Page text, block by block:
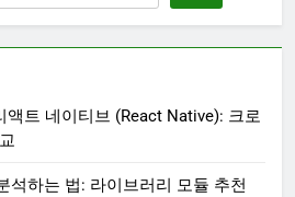
액트 네이티브 (React Native): 크로
석하는 법: 라이브러리 모듈 추천